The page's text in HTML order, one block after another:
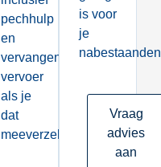
pechhulp
en
vervangend
vervoer
als je
dat
meeverzekert.
is voor
je
Vraag
advies
aan